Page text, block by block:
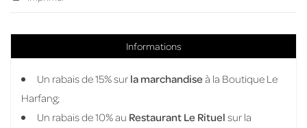
Informations
Un rabais de 15% surla marchandiseà la Boutique Le
Harfang;
Un rabais de 10% au Restaurant Le Rituelsur la